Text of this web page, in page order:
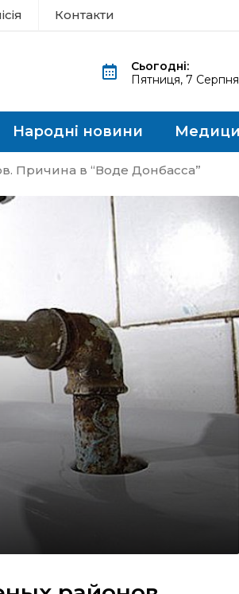
Контакти
Сьогодні:
Пятниця, 7 Серпня
Народні новини
Причина в “Воде Донбасса”